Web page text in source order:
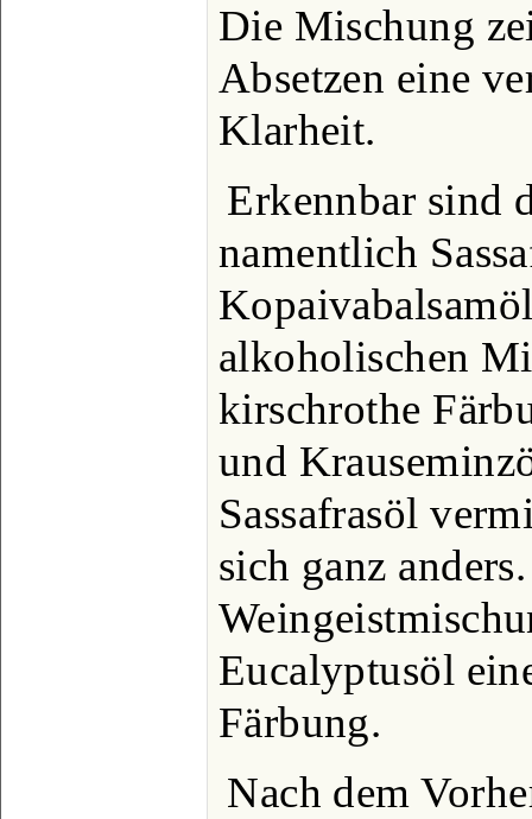
Die Mischung
Absetzen eine
Klarheit.
Erkennbar sind
namentlich
alkoholischen
kirschrothe
und
Sassafrasöl
sich ganz
Eucalyptusöl
Färbung.
Nach dem